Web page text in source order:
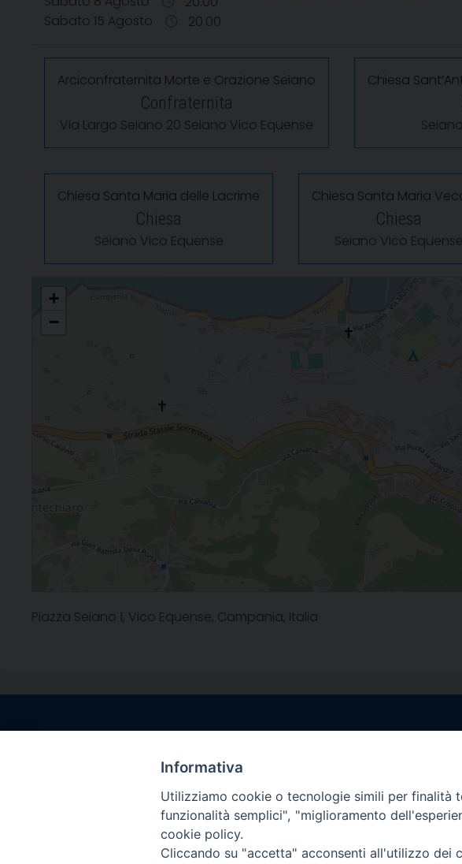
Sabato 15 Agosto
20.00
Arciconfraternita Morte e Orazione Seiano
Confraternita
Via Largo Seiano 20 Seiano Vico Equense
Chiesa
Chiesa Santa Maria delle Lacrime
Chiesa
Seiano Vico Equense
Chiesa Santa Maria
Chiesa
Seiano Vico Equense
+
−
Piazza Seiano 1, Vico Equense, Campania, Italia
Via Santa Maria della Pietà, 44 – 80067
tel. 0818781244
Giorni ed Orari Apertura Uffici:
Venerdì ore 09:30 – 12:30
———————————————————–
Informativa
Utilizziamo cookie o tecnologie simili per finalità
funzionalità semplici", "miglioramento
cookie policy.
Cliccando su "accetta" acconsenti all'utilizzo dei